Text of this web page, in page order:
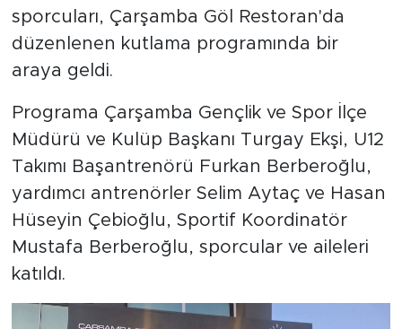
sporcuları, Çarşamba Göl Restoran'da
düzenlenen kutlama programında bir
araya geldi.
Programa Çarşamba Gençlik ve Spor İlçe
Müdürü ve Kulüp Başkanı Turgay Ekşi, U12
Takımı Başantrenörü Furkan Berberoğlu,
yardımcı antrenörler Selim Aytaç ve Hasan
Hüseyin Çebioğlu, Sportif Koordinatör
Mustafa Berberoğlu, sporcular ve aileleri
katıldı.